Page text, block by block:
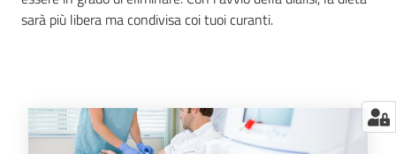
sarà più libera ma condivisa coi tuoi curanti.